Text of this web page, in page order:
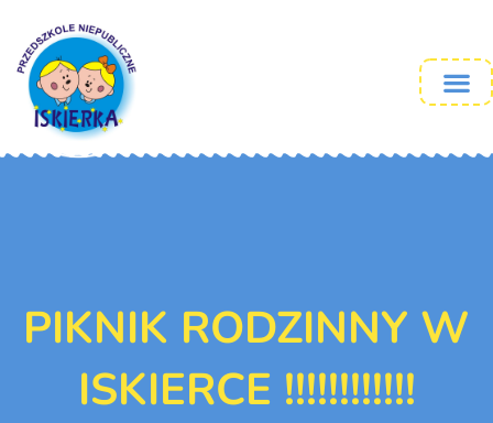
PIKNIK RODZINNY W
ISKIERCE !!!!!!!!!!!!